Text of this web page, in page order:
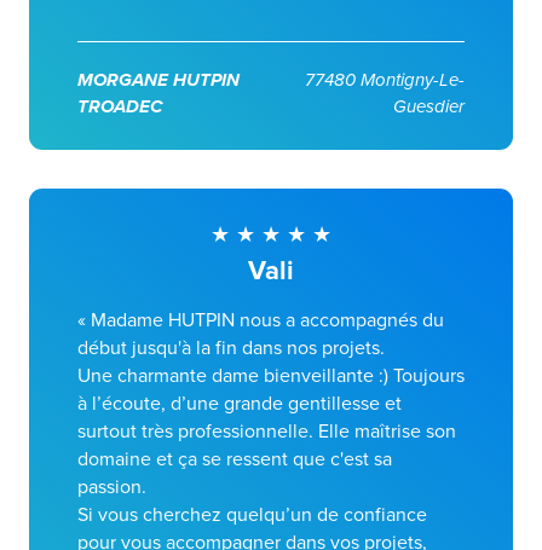
MORGANE HUTPIN
TROADEC
77480 Montigny-Le-
Guesdier
Vali
« Madame HUTPIN nous a accompagnés du
début jusqu'à la fin dans nos projets.
Une charmante dame bienveillante :) Toujours
à l’écoute, d’une grande gentillesse et
surtout très professionnelle. Elle maîtrise son
domaine et ça se ressent que c'est sa
passion.
Si vous cherchez quelqu’un de confiance
pour vous accompagner dans vos projets,